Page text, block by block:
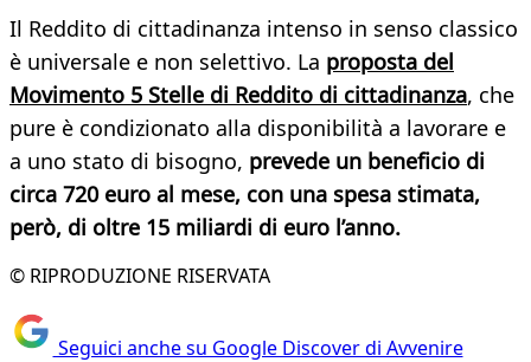
Il Reddito di cittadinanza intenso in senso classico
è universale e non selettivo. La proposta del
Movimento 5 Stelle di Reddito di cittadinanza, che
pure è condizionato alla disponibilità a lavorare e
a uno stato di bisogno, prevede un beneficio di
circa 720 euro al mese, con una spesa stimata,
però, di oltre 15 miliardi di euro l’anno.
© RIPRODUZIONE RISERVATA
Seguici anche su Google Discover di Avvenire